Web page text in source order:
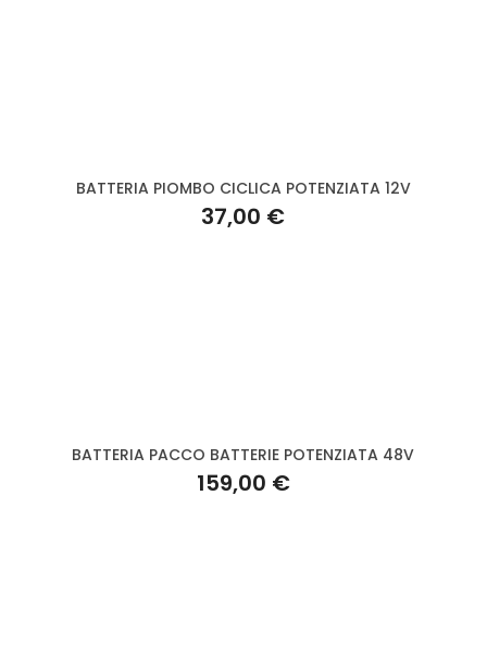
BATTERIA PIOMBO CICLICA POTENZIATA 12V
37,00 €
BATTERIA PACCO BATTERIE POTENZIATA 48V
159,00 €